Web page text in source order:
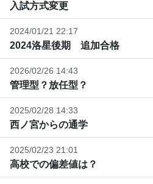
入試方式変更
2024/01/21 22:17
2024洛星後期 追加合格
2026/02/26 14:43
管理型？放任型？
2025/02/28 14:33
西ノ宮からの通学
2025/02/23 21:01
高校での偏差値は？